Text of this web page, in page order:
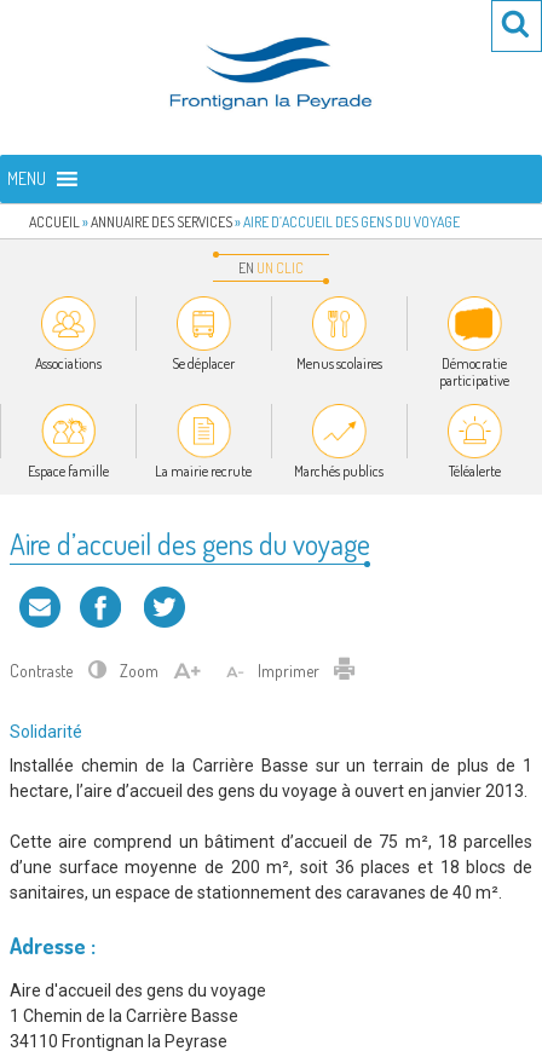
FRONTIGNAN LA PEYRADE
MENU
ACCUEIL »ANNUAIRE DES SERVICES»AIRE D’ACCUEIL DES GENS DU VOYAGE
EN UN CLIC
Associations Se déplacer Menus scolaires
Démocratie
participative
Espace famille La mairie recrute Marchés publics Téléalerte
Aire d’accueil des gens du voyage
Contraste Zoom Imprimer
Type
de
service
Solidarité
Installée chemin de la Carrière Basse sur un terrain de plus de 1
hectare, l’aire d’accueil des gens du voyage à ouvert en janvier 2013.
Cette aire comprend un bâtiment d’accueil de 75 m², 18 parcelles
d’une surface moyenne de 200 m², soit 36 places et 18 blocs de
sanitaires, un espace de stationnement des caravanes de 40 m².
Adresse :
Aire d'accueil des gens du voyage
1 Chemin de la Carrière Basse
34110 Frontignan la Peyrase